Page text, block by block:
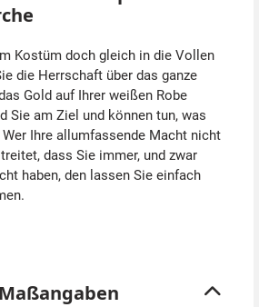
Kostüm doch gleich in die Vollen
die Herrschaft über das ganze
Gold auf Ihrer weißen Robe
Sie am Ziel und können tun, was
Ihre allumfassende Macht nicht
dass Sie immer, und zwar
haben, den lassen Sie einfach
oder Karneval zu gehen
Menge zu beruhigen.